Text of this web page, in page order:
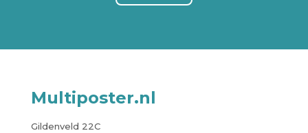
Multiposter.nl
Gildenveld 22C